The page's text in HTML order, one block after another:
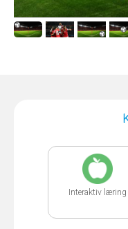
Interaktiv læring